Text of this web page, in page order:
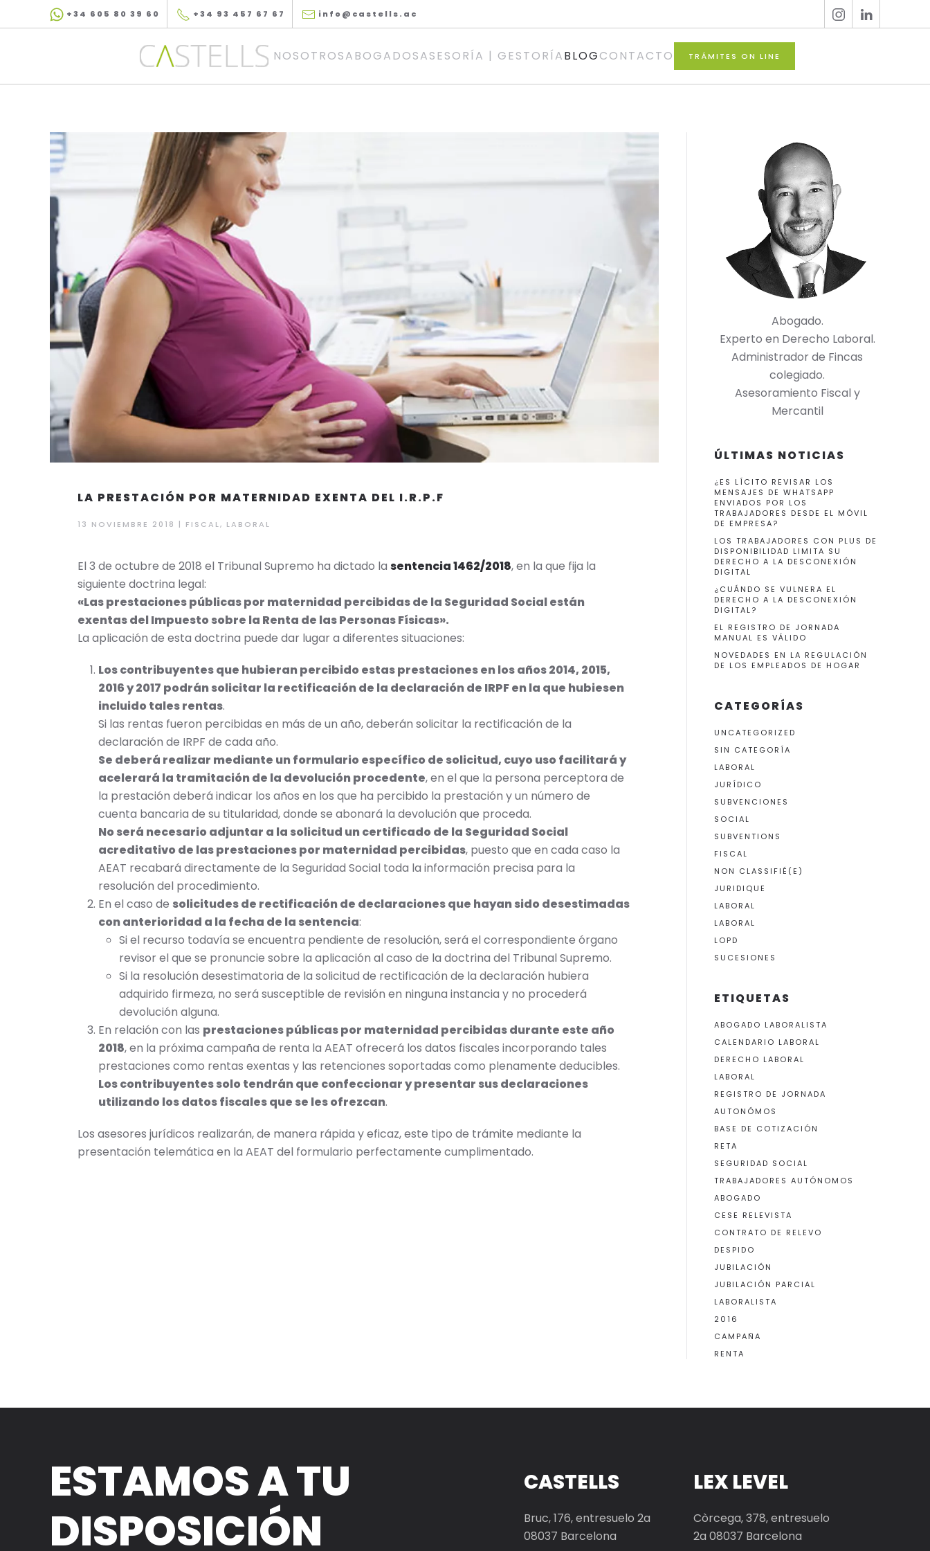
Skip to main content
+34 605 80 39 60 +34 93 457 67 67 info@castells.ac
NOSOTROSABOGADOSASESORÍA | GESTORÍABLOGCONTACTO TRÁMITES ON LINE
LA PRESTACIÓN POR MATERNIDAD EXENTA DEL I.R.P.F
13 NOVIEMBRE 2018 | FISCAL, LABORAL
El 3 de octubre de 2018 el Tribunal Supremo ha dictado la sentencia 1462/2018, en la que fija la
siguiente doctrina legal:
«Las prestaciones públicas por maternidad percibidas de la Seguridad Social están
exentas del Impuesto sobre la Renta de las Personas Físicas».
La aplicación de esta doctrina puede dar lugar a diferentes situaciones:
Los contribuyentes que hubieran percibido estas prestaciones en los años 2014, 2015,
2016 y 2017 podrán solicitar la rectificación de la declaración de IRPF en la que hubiesen
incluido tales rentas.
Si las rentas fueron percibidas en más de un año, deberán solicitar la rectificación de la
declaración de IRPF de cada año.
Se deberá realizar mediante un formulario específico de solicitud, cuyo uso facilitará y
acelerará la tramitación de la devolución procedente, en el que la persona perceptora de
la prestación deberá indicar los años en los que ha percibido la prestación y un número de
cuenta bancaria de su titularidad, donde se abonará la devolución que proceda.
No será necesario adjuntar a la solicitud un certificado de la Seguridad Social
acreditativo de las prestaciones por maternidad percibidas, puesto que en cada caso la
AEAT recabará directamente de la Seguridad Social toda la información precisa para la
resolución del procedimiento.
En el caso de solicitudes de rectificación de declaraciones que hayan sido desestimadas
con anterioridad a la fecha de la sentencia:
Si el recurso todavía se encuentra pendiente de resolución, será el correspondiente órgano
revisor el que se pronuncie sobre la aplicación al caso de la doctrina del Tribunal Supremo.
Si la resolución desestimatoria de la solicitud de rectificación de la declaración hubiera
adquirido firmeza, no será susceptible de revisión en ninguna instancia y no procederá
devolución alguna.
En relación con las prestaciones públicas por maternidad percibidas durante este año
2018, en la próxima campaña de renta la AEAT ofrecerá los datos fiscales incorporando tales
prestaciones como rentas exentas y las retenciones soportadas como plenamente deducibles.
Los contribuyentes solo tendrán que confeccionar y presentar sus declaraciones
utilizando los datos fiscales que se les ofrezcan.
Los asesores jurídicos realizarán, de manera rápida y eficaz, este tipo de trámite mediante la
presentación telemática en la AEAT del formulario perfectamente cumplimentado.
Abogado.
Experto en Derecho Laboral.
Administrador de Fincas
colegiado.
Asesoramiento Fiscal y
Mercantil
ÚLTIMAS NOTICIAS
¿ES LÍCITO REVISAR LOS
MENSAJES DE WHATSAPP
ENVIADOS POR LOS
TRABAJADORES DESDE EL MÓVIL
DE EMPRESA?
LOS TRABAJADORES CON PLUS DE
DISPONIBILIDAD LIMITA SU
DERECHO A LA DESCONEXIÓN
DIGITAL
¿CUÁNDO SE VULNERA EL
DERECHO A LA DESCONEXIÓN
DIGITAL?
EL REGISTRO DE JORNADA
MANUAL ES VÁLIDO
NOVEDADES EN LA REGULACIÓN
DE LOS EMPLEADOS DE HOGAR
CATEGORÍAS
UNCATEGORIZED
SIN CATEGORÍA
LABORAL
JURÍDICO
SUBVENCIONES
SOCIAL
SUBVENTIONS
FISCAL
NON CLASSIFIÉ(E)
JURIDIQUE
LABORAL
LABORAL
LOPD
SUCESIONES
ETIQUETAS
ABOGADO LABORALISTA
CALENDARIO LABORAL
DERECHO LABORAL
LABORAL
REGISTRO DE JORNADA
AUTONÓMOS
BASE DE COTIZACIÓN
RETA
SEGURIDAD SOCIAL
TRABAJADORES AUTÓNOMOS
ABOGADO
CESE RELEVISTA
CONTRATO DE RELEVO
DESPIDO
JUBILACIÓN
JUBILACIÓN PARCIAL
LABORALISTA
2016
CAMPAÑA
RENTA
ESTAMOS A TU
DISPOSICIÓN
CASTELLS
Bruc, 176, entresuelo 2a
08037 Barcelona
LEX LEVEL
Còrcega, 378, entresuelo
2a 08037 Barcelona